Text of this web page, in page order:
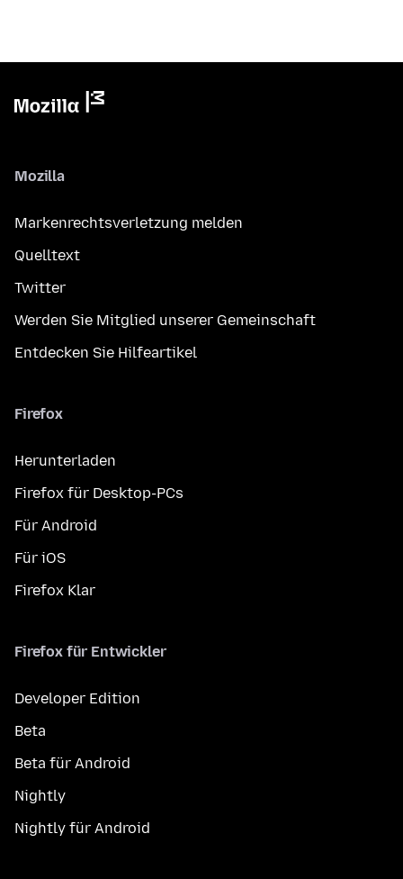
Mozilla
Markenrechtsverletzung melden
Quelltext
Twitter
Werden Sie Mitglied unserer Gemeinschaft
Entdecken Sie Hilfeartikel
Firefox
Herunterladen
Firefox für Desktop-PCs
Für Android
Für iOS
Firefox Klar
Firefox für Entwickler
Developer Edition
Beta
Beta für Android
Nightly
Nightly für Android